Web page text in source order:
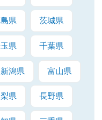
県 茨城県
県 千葉県
新潟県 富山県
県 長野県